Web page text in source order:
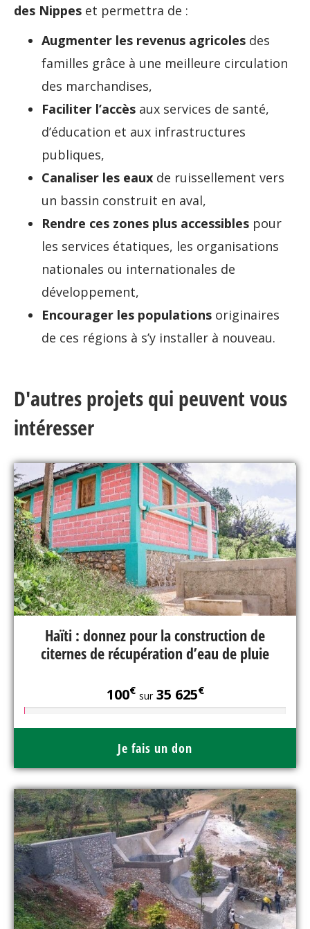
des Nippes et permettra de :
Augmenter les revenus agricoles des
familles grâce à une meilleure circulation
des marchandises,
Faciliter l’accès aux services de santé,
d’éducation et aux infrastructures
publiques,
Canaliser les eaux de ruissellement vers
un bassin construit en aval,
Rendre ces zones plus accessibles pour
les services étatiques, les organisations
nationales ou internationales de
développement,
Encourager les populations originaires
de ces régions à s’y installer à nouveau.
D'autres projets qui peuvent vous
intéresser
Haïti : donnez pour la construction de
citernes de récupération d’eau de pluie
100€ sur35 625€
Je fais un don